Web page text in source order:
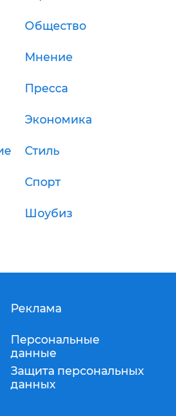
Общество
Мнение
Пресса
Экономика
Стиль
Спорт
Шоубиз
Реклама
Персональные
данные
Защита персональных
данных